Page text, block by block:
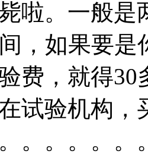
啦。一般是
，如果要
费，就得
试验机构，
。。。。